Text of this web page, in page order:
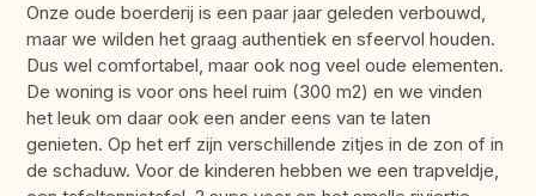
Onze oude boerderij is een paar jaar geleden verbouwd,
maar we wilden het graag authentiek en sfeervol houden.
Dus wel comfortabel, maar ook nog veel oude elementen.
De woning is voor ons heel ruim (300 m2) en we vinden
het leuk om daar ook een ander eens van te laten
genieten. Op het erf zijn verschillende zitjes in de zon of in
de schaduw. Voor de kinderen hebben we een trapveldje,